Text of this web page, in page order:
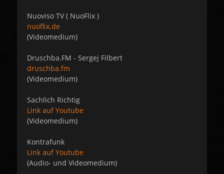
Nuoviso TV ( NuoFlix )
nuoflix.de
(Videomedium)
Druschba.FM - Sergej Filbert
druschba.fm
(Videomedium)
Sachlich Richtig
Link auf Youtube
(Videomedium)
Kontrafunk
Link auf Youtube
(Audio- und Videomedium)